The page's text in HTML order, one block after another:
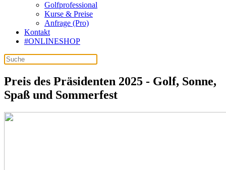
Golfprofessional
Kurse & Preise
Anfrage (Pro)
Kontakt
#ONLINESHOP
Preis des Präsidenten 2025 - Golf, Sonne,
Spaß und Sommerfest